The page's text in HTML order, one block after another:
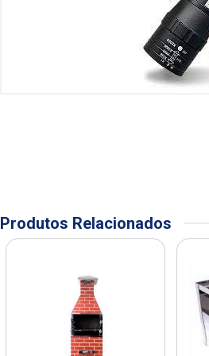
Produtos Relacionados